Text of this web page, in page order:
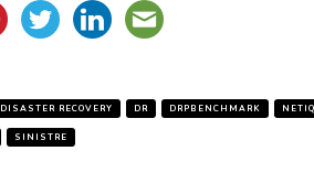
DISASTER RECOVERY DR DRPBENCHMARK NETIQ
SINISTRE